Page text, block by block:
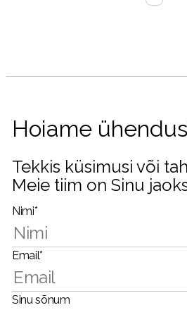
Hoiame
Tekkis küsimusi või
Meie tiim on Sinu
Nimi*
Email*
Sinu sõnum